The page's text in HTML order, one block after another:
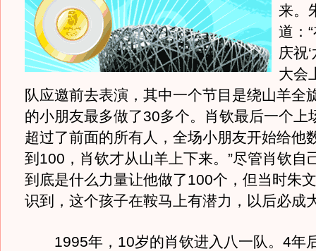
来。
道：
庆祝
大会
队应邀前去表演，其中一个节目是绕山羊全
的小朋友最多做了30多个。肖钦最后一个上
超过了前面的所有人，全场小朋友开始给他
到100，肖钦才从山羊上下来。”尽管肖钦自
到底是什么力量让他做了100个，但当时朱
识到，这个孩子在鞍马上有潜力，以后必成
1995年，10岁的肖钦进入八一队。4年